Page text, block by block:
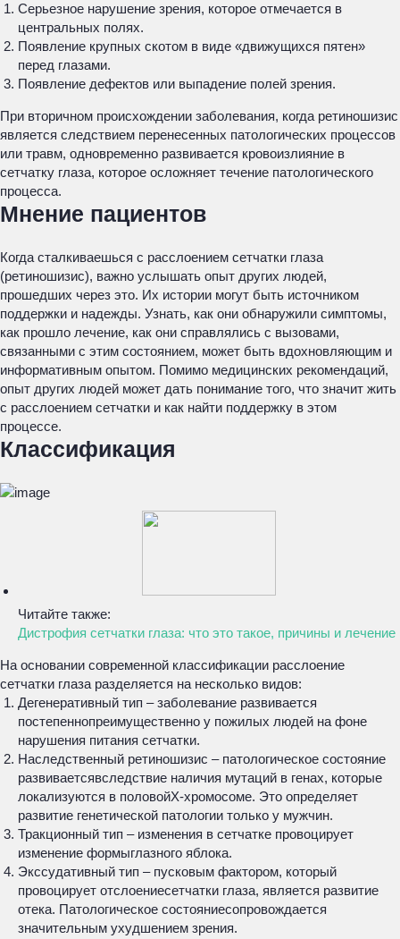
Серьезное нарушение зрения, которое отмечается в
центральных полях.
Появление крупных скотом в виде «движущихся пятен»
перед глазами.
Появление дефектов или выпадение полей зрения.
При вторичном происхождении заболевания, когда ретиношизис
является следствием перенесенных патологических процессов
или травм, одновременно развивается кровоизлияние в
сетчатку глаза, которое осложняет течение патологического
процесса.
Мнение пациентов
Когда сталкиваешься с расслоением сетчатки глаза
(ретиношизис), важно услышать опыт других людей,
прошедших через это. Их истории могут быть источником
поддержки и надежды. Узнать, как они обнаружили симптомы,
как прошло лечение, как они справлялись с вызовами,
связанными с этим состоянием, может быть вдохновляющим и
информативным опытом. Помимо медицинских рекомендаций,
опыт других людей может дать понимание того, что значит жить
с расслоением сетчатки и как найти поддержку в этом
процессе.
Классификация
Читайте также:
Дистрофия сетчатки глаза: что это такое, причины и лечение
На основании современной классификации расслоение
сетчатки глаза разделяется на несколько видов:
Дегенеративный тип – заболевание развивается
постепеннопреимущественно у пожилых людей на фоне
нарушения питания сетчатки.
Наследственный ретиношизис – патологическое состояние
развиваетсявследствие наличия мутаций в генах, которые
локализуются в половойХ-хромосоме. Это определяет
развитие генетической патологии только у мужчин.
Тракционный тип – изменения в сетчатке провоцирует
изменение формыглазного яблока.
Экссудативный тип – пусковым фактором, который
провоцирует отслоениесетчатки глаза, является развитие
отека. Патологическое состояниесопровождается
значительным ухудшением зрения.